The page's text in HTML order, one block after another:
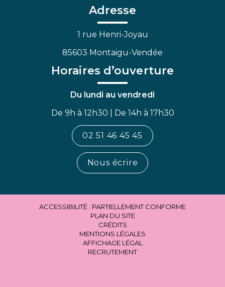
Facebook
Adresse
1 rue Henri-Joyau
85603 Montaigu-Vendée
Horaires d’ouverture
Du lundi au vendredi
De 9h à 12h30 | De 14h à 17h30
02 51 46 45 45
Nous écrire
ACCESSIBILITÉ : PARTIELLEMENT CONFORME
PLAN DU SITE
CRÉDITS
MENTIONS LÉGALES
AFFICHAGE LÉGAL
RECRUTEMENT